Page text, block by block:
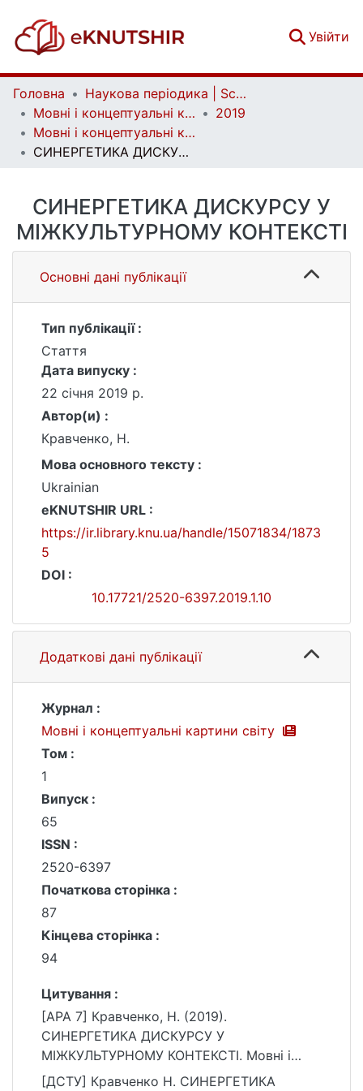
Увійти
Головна
Наукова періодика | Scientific periodicals
Мовні і концептуальні картини світу | Linguistic and conceptual worldviews
2019
Мовні і концептуальні картини світу. Вип. 1 (65)
СИНЕРГЕТИКА ДИСКУРСУ У МІЖКУЛЬТУРНОМУ КОНТЕКСТІ
СИНЕРГЕТИКА ДИСКУРСУ У
МІЖКУЛЬТУРНОМУ КОНТЕКСТІ
Основні дані публікації
Тип публікації :
Стаття
Дата випуску :
22 січня 2019 р.
Автор(и) :
Кравченко, Н.
Мова основного тексту :
Ukrainian
eKNUTSHIR URL :
https://ir.library.knu.ua/handle/15071834/1873
5
DOI :
10.17721/2520-6397.2019.1.10
Додаткові дані публікації
Журнал :
Мовні і концептуальні картини світу
Том :
1
Випуск :
65
ISSN :
2520-6397
Початкова сторінка :
87
Кінцева сторінка :
94
Цитування :
[APA 7] Кравченко, Н. (2019).
СИНЕРГЕТИКА ДИСКУРСУ У
МІЖКУЛЬТУРНОМУ КОНТЕКСТІ. Мовні і
концептуальні картини світу, 1(65), 87–94.
[ДСТУ] Кравченко Н. СИНЕРГЕТИКА